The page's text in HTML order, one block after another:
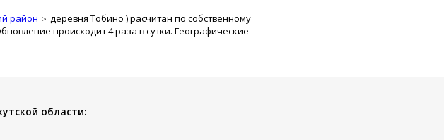
район деревня Тобино ) расчитан по собственному
происходит 4 раза в сутки. Географические
области: